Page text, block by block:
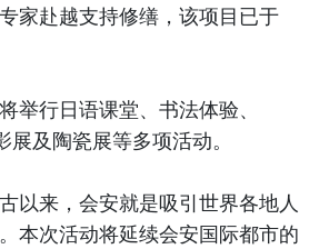
家赴越支持修缮，该项目已于
举行日语课堂、书法体验、
及陶瓷展等多项活动。
以来，会安就是吸引世界各地人
本次活动将延续会安国际都市的